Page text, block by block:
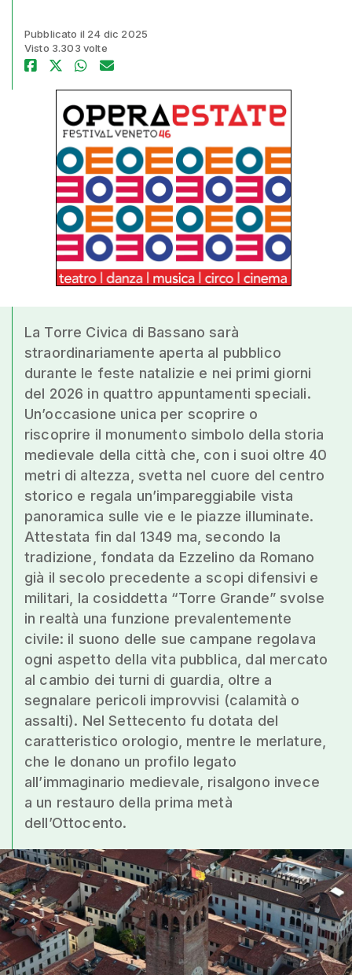
Pubblicato il 24 dic 2025
Visto 3.303 volte
La Torre Civica di Bassano sarà
straordinariamente aperta al pubblico
durante le feste natalizie e nei primi giorni
del 2026 in quattro appuntamenti speciali.
Un’occasione unica per scoprire o
riscoprire il monumento simbolo della storia
medievale della città che, con i suoi oltre 40
metri di altezza, svetta nel cuore del centro
storico e regala un’impareggiabile vista
panoramica sulle vie e le piazze illuminate.
Attestata fin dal 1349 ma, secondo la
tradizione, fondata da Ezzelino da Romano
già il secolo precedente a scopi difensivi e
militari, la cosiddetta “Torre Grande” svolse
in realtà una funzione prevalentemente
civile: il suono delle sue campane regolava
ogni aspetto della vita pubblica, dal mercato
al cambio dei turni di guardia, oltre a
segnalare pericoli improvvisi (calamità o
assalti). Nel Settecento fu dotata del
caratteristico orologio, mentre le merlature,
che le donano un profilo legato
all’immaginario medievale, risalgono invece
a un restauro della prima metà
dell’Ottocento.